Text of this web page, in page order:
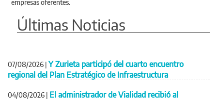
empresas oferentes.
Últimas Noticias
07/08/2026 | Y Zurieta participó del cuarto encuentro
regional del Plan Estratégico de Infraestructura
04/08/2026 | El administrador de Vialidad recibió al